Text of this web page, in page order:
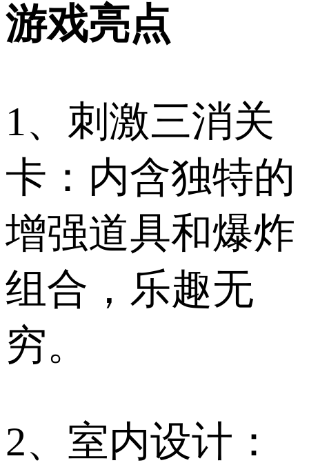
游戏亮点
1、刺激三消关
卡：内含独特的
增强道具和爆炸
组合，乐趣无
穷。
2、室内设计：